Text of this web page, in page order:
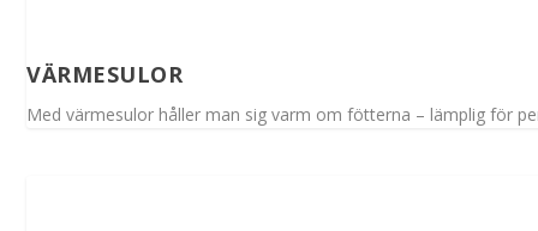
VÄRMESULOR
Med värmesulor håller man sig varm om fötterna – lämplig för